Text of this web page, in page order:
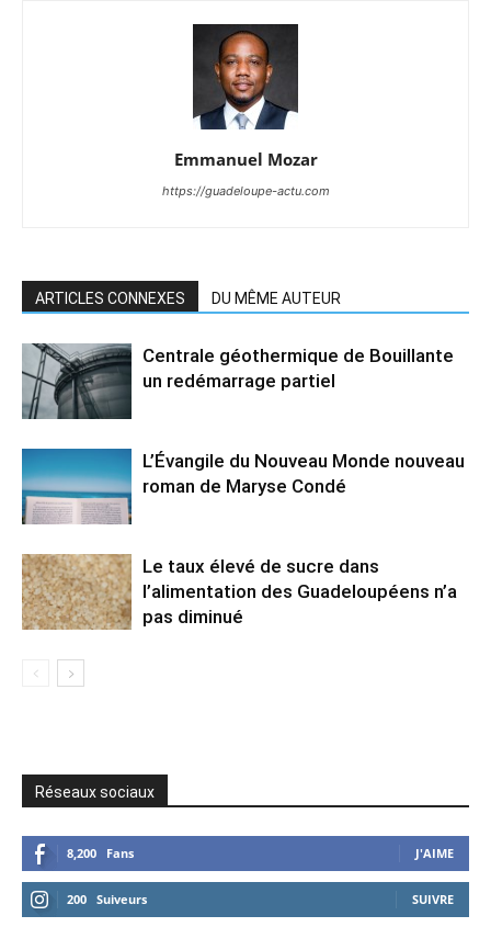
Emmanuel Mozar
https://guadeloupe-actu.com
ARTICLES CONNEXES DU MÊME AUTEUR
Centrale géothermique de Bouillante
un redémarrage partiel
L’Évangile du Nouveau Monde nouveau
roman de Maryse Condé
Le taux élevé de sucre dans
l’alimentation des Guadeloupéens n’a
pas diminué
Réseaux sociaux
8,200 Fans J'AIME
200 Suiveurs SUIVRE